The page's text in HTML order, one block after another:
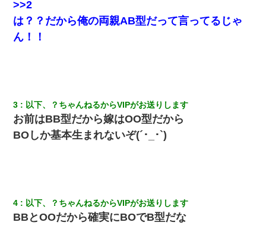
→笑いが止まらなくなり・・・
近所のお寺に住み込みで手伝いしてる知的障害のオッサンがい
窓とドアを開けないで』
【衝撃】嫁父の会社に勤続１０年、手取り１４万 → 俺「２２万も
送ったんだが→
>>2
は？？だから俺の両親AB型だって言ってるじゃ
ん！！
3 以下、？ちゃんねるからVIPがお送りします
お前はBB型だから嫁はOO型だから
BOしか基本生まれないぞ(´･_･`)
4 以下、？ちゃんねるからVIPがお送りします
BBとOOだから確実にBOでB型だな